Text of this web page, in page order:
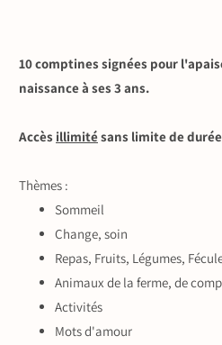
10 comptines signées pour
naissance à ses 3 ans.
Accès illimitésans limite de
Thèmes :
Sommeil
Change, soin
Repas, Fruits, Légumes,
Animaux de la ferme, de
Activités
Mots d'amour